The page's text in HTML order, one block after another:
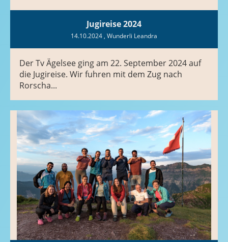
Jugireise 2024
14.10.2024 , Wunderli Leandra
Der Tv Ägelsee ging am 22. September 2024 auf
die Jugireise. Wir fuhren mit dem Zug nach
Rorscha...